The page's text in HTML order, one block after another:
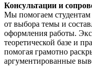
Консультации и
Мы помогаем студентам
от выбора темы и
оформления работы.
теоретической базе и
помогая грамотно
аргументированные